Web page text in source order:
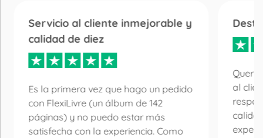
Servicio al cliente inmejorable y
calidad de diez
Es la primera vez que hago un pedido
con FlexiLivre (un álbum de 142
páginas) y no puedo estar más
satisfecha con la experiencia. Como
al